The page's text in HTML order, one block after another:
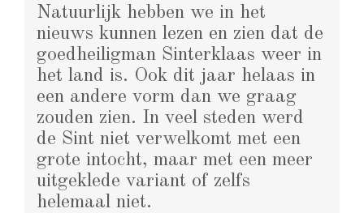
Natuurlijk hebben we in het
nieuws kunnen lezen en zien dat de
goedheiligman Sinterklaas weer in
het land is. Ook dit jaar helaas in
een andere vorm dan we graag
zouden zien. In veel steden werd
de Sint niet verwelkomt met een
grote intocht, maar met een meer
uitgeklede variant of zelfs
helemaal niet.